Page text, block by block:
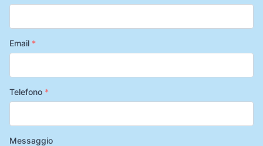
Email *
Telefono *
Messaggio